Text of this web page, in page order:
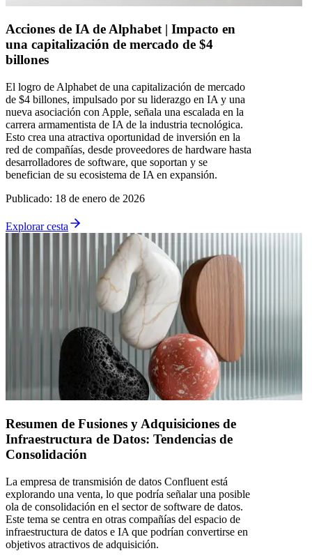
Acciones de IA de Alphabet | Impacto en
una capitalización de mercado de $4
billones
El logro de Alphabet de una capitalización de mercado
de $4 billones, impulsado por su liderazgo en IA y una
nueva asociación con Apple, señala una escalada en la
carrera armamentista de IA de la industria tecnológica.
Esto crea una atractiva oportunidad de inversión en la
red de compañías, desde proveedores de hardware hasta
desarrolladores de software, que soportan y se
benefician de su ecosistema de IA en expansión.
Publicado: 18 de enero de 2026
Explorar cesta
Resumen de Fusiones y Adquisiciones de
Infraestructura de Datos: Tendencias de
Consolidación
La empresa de transmisión de datos Confluent está
explorando una venta, lo que podría señalar una posible
ola de consolidación en el sector de software de datos.
Este tema se centra en otras compañías del espacio de
infraestructura de datos e IA que podrían convertirse en
objetivos atractivos de adquisición.